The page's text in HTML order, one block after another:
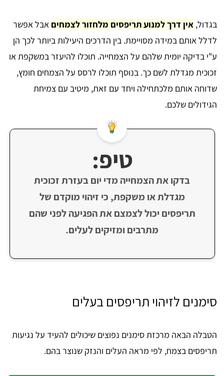
בגדול, אין דרך למנוע תריפסים מלחזור לצמחים אבל אפשר
לדלל אותם במידה מסויימת. בין הדרכים היעילות ביותר לכך הן
ע"י בדיקה יומית שלהם על הצמחייה. תוכלו להיעזר במשקפת או
זכוכית מגדלת לשם כך. בנוסף תוכלו לרסס על הצמחים חומץ,
שדוחה אותם מלכתחילה ויחד עם זאת, מיטיב עם צמיחת
הגידולים שלכם.
טיפ:
בדקו את הצמחייה מדי יום בעזרת זכוכית
מגדלת או משקפת, כי זיהוי מוקדם של
תריפסים יכול לצמצם את הפגיעה לפני שהם
מתרבים ומזיקים לעלים.
סימנים לזיהוי תריפסים בעלים
הטבלה הבאה מרכזת סימנים נפוצים שיכולים להעיד על נגיעות
תריפסים בצמח, לפי מראה העלים והנזק שנוצר בהם.